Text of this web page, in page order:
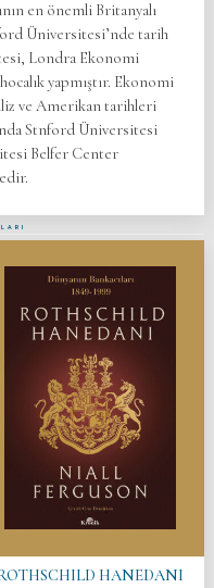
en önemli Britanyalı
Üniversitesi’nde tarih
Londra Ekonomi
yapmıştır. Ekonomi
ve Amerikan tarihleri
Stnford Üniversitesi
Belfer Center
HANEDANI